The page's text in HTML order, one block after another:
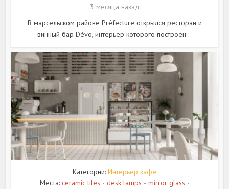
3 месяца назад
В марсельском районе Préfecture открылся ресторан и
винный бар Dévo, интерьер которого построен...
Категории: Интерьер кафе
Места: ceramic tiles • desk lamps • mirror glass •